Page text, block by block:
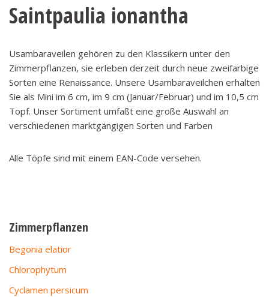
Saintpaulia ionantha
Usambaraveilen gehören zu den Klassikern unter den
Zimmerpflanzen, sie erleben derzeit durch neue zweifarbige
Sorten eine Renaissance. Unsere Usambaraveilchen erhalten
Sie als Mini im 6 cm, im 9 cm (Januar/Februar) und im 10,5 cm
Topf. Unser Sortiment umfaßt eine große Auswahl an
verschiedenen marktgängigen Sorten und Farben
Alle Töpfe sind mit einem EAN-Code versehen.
Zimmerpflanzen
Begonia elatior
Chlorophytum
Cyclamen persicum